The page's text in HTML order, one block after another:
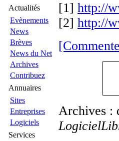
Actualités
Evènements
News
Brèves
News du Net
Archives
Contribuez
Annuaires
Sites
Entreprises
Logiciels
Services
[1] http://
[2] http://
Archives :